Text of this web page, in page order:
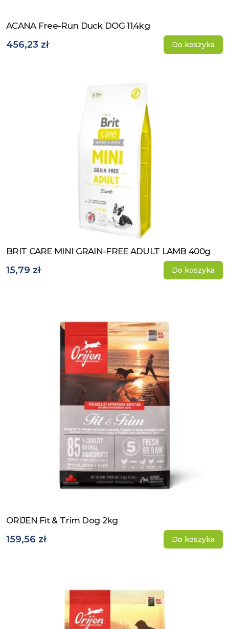
Zobacz produkt
ACANA Free-Run Duck DOG 11,4kg
456,23 zł Do koszyka
Zobacz produkt
BRIT CARE MINI GRAIN-FREE ADULT LAMB 400g
15,79 zł Do koszyka
Zobacz produkt
ORIJEN Fit & Trim Dog 2kg
159,56 zł Do koszyka